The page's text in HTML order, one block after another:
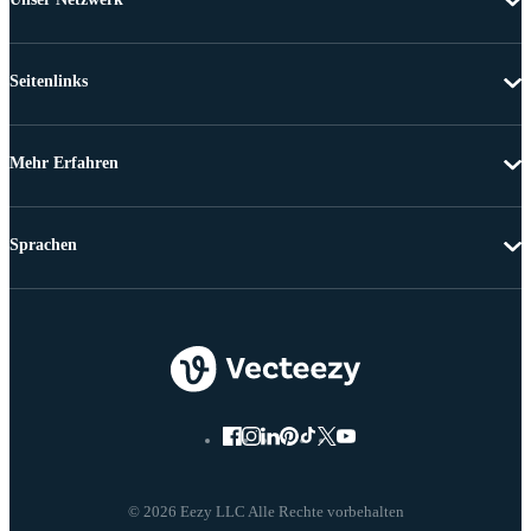
Seitenlinks
Mehr Erfahren
© 2026 Eezy LLC Alle Rechte vorbehalten
Sprachen